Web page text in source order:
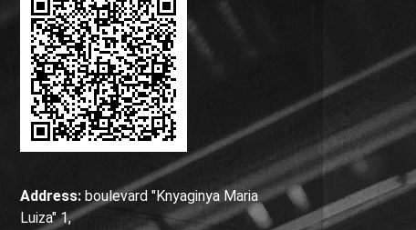
Address: boulevard "Knyaginya Maria
Luiza" 1,